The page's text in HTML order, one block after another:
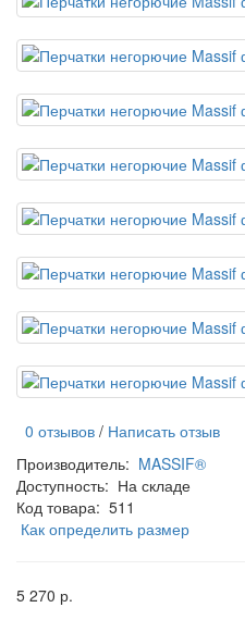
0 отзывов / Написать отзыв
Производитель: MASSIF®
Доступность: На складе
Код товара: 511
Как определить размер
5 270 р.